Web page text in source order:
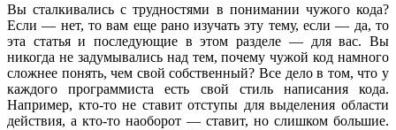
Вы сталкивались с трудностями в понимании чужого кода?
Если — нет, то вам еще рано изучать эту тему, если — да, то
эта статья и последующие в этом разделе — для вас. Вы
никогда не задумывались над тем, почему чужой код намного
сложнее понять, чем свой собственный? Все дело в том, что у
каждого программиста есть свой стиль написания кода.
Например, кто-то не ставит отступы для выделения области
действия, а кто-то наоборот — ставит, но слишком большие.